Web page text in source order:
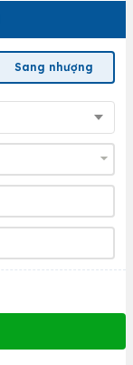
Sang nhượng